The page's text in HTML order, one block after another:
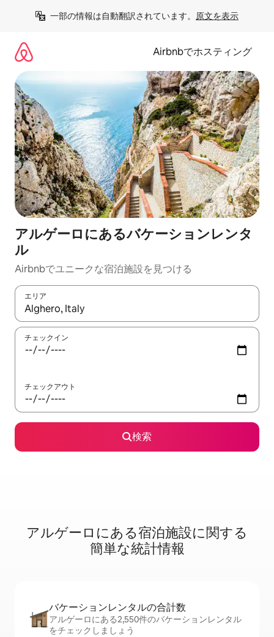
一部の情報は自動翻訳されています。 原文を表示
Airbnbでホスティング
アルゲーロにあるバケーションレンタ
ル
Airbnbでユニークな宿泊施設を見つける
エリア
検索結果が表示されたら、上下の矢印キーを使って移動するか
チェックイン
チェックアウト
検索
アルゲーロに⁠あ⁠る宿⁠泊⁠施⁠設⁠に関⁠す⁠る
簡⁠単⁠な統⁠計⁠情⁠報
バケーションレ⁠ン⁠タ⁠ル⁠の合⁠計⁠数
アルゲーロにある2,550件のバケーションレンタル
をチェックしましょう